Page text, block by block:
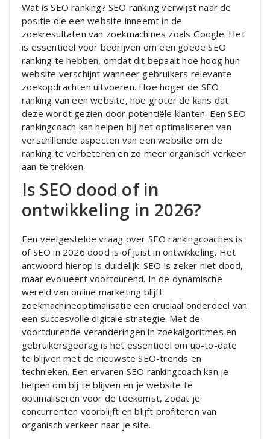
Wat is SEO ranking? SEO ranking verwijst naar de
positie die een website inneemt in de
zoekresultaten van zoekmachines zoals Google. Het
is essentieel voor bedrijven om een goede SEO
ranking te hebben, omdat dit bepaalt hoe hoog hun
website verschijnt wanneer gebruikers relevante
zoekopdrachten uitvoeren. Hoe hoger de SEO
ranking van een website, hoe groter de kans dat
deze wordt gezien door potentiële klanten. Een SEO
rankingcoach kan helpen bij het optimaliseren van
verschillende aspecten van een website om de
ranking te verbeteren en zo meer organisch verkeer
aan te trekken.
Is SEO dood of in
ontwikkeling in 2026?
Een veelgestelde vraag over SEO rankingcoaches is
of SEO in 2026 dood is of juist in ontwikkeling. Het
antwoord hierop is duidelijk: SEO is zeker niet dood,
maar evolueert voortdurend. In de dynamische
wereld van online marketing blijft
zoekmachineoptimalisatie een cruciaal onderdeel van
een succesvolle digitale strategie. Met de
voortdurende veranderingen in zoekalgoritmes en
gebruikersgedrag is het essentieel om up-to-date
te blijven met de nieuwste SEO-trends en
technieken. Een ervaren SEO rankingcoach kan je
helpen om bij te blijven en je website te
optimaliseren voor de toekomst, zodat je
concurrenten voorblijft en blijft profiteren van
organisch verkeer naar je site.